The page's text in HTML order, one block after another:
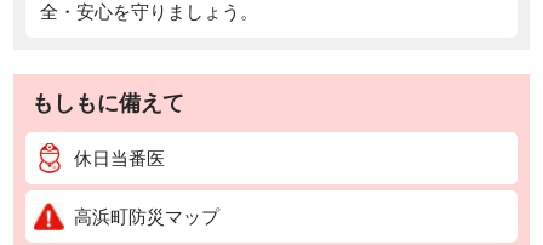
全・安心を守りましょう。
もしもに備えて
休日当番医
高浜町防災マップ